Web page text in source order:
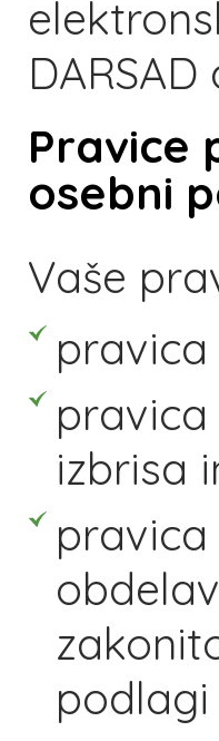
Pravice
osebni
Vaše
izbrisa